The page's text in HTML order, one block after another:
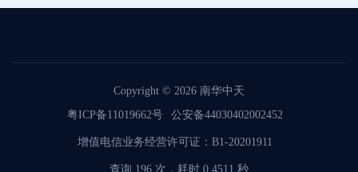
Copyright © 2026 南华中天
粤ICP备11019662号
公安备44030402002452
增值电信业务经营许可证：B1-20201911
查询 196 次，耗时 0.4511 秒